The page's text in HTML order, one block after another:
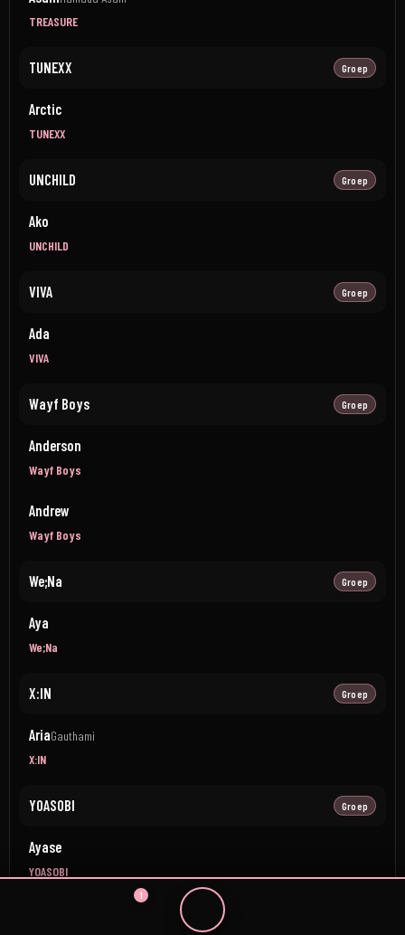
TREASURE
TUNEXX Groep
Arctic
TUNEXX
UNCHILD Groep
Ako
UNCHILD
VIVA Groep
Ada
VIVA
Wayf Boys Groep
Anderson
Wayf Boys
Andrew
Wayf Boys
We;Na Groep
Aya
We;Na
X:IN Groep
AriaGauthami
X:IN
YOASOBI Groep
Ayase
YOASOBI
1